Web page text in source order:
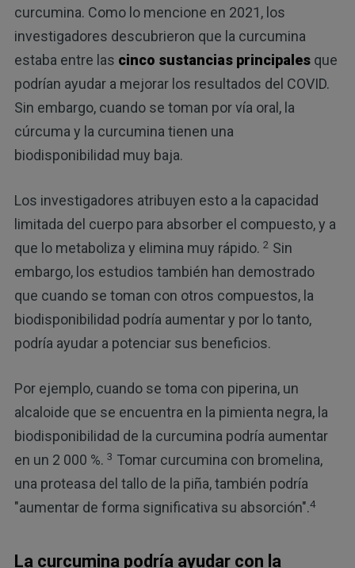
curcumina. Como lo mencione en 2021, los
investigadores descubrieron que la curcumina
estaba entre las cinco sustancias principalesque
podrían ayudar a mejorar los resultados del COVID.
Sin embargo, cuando se toman por vía oral, la
cúrcuma y la curcumina tienen una
biodisponibilidad muy baja.
Los investigadores atribuyen esto a la capacidad
limitada del cuerpo para absorber el compuesto, y a
que lo metaboliza y elimina muy rápido. 2 Sin
embargo, los estudios también han demostrado
que cuando se toman con otros compuestos, la
biodisponibilidad podría aumentar y por lo tanto,
podría ayudar a potenciar sus beneficios.
Por ejemplo, cuando se toma con piperina, un
alcaloide que se encuentra en la pimienta negra, la
biodisponibilidad de la curcumina podría aumentar
en un 2 000 %. 3 Tomar curcumina con bromelina,
una proteasa del tallo de la piña, también podría
"aumentar de forma significativa su absorción".4
La curcumina podría ayudar con la